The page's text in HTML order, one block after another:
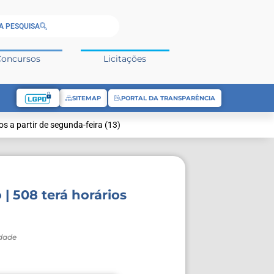
PESQUISA
Licitações
SITEMAP PORTAL DA TRANSPARÊNCIA
a partir de segunda-feira (13)
| 508 terá horários